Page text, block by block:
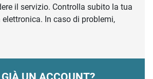
il servizio. Controlla subito la tua
In caso di problemi,